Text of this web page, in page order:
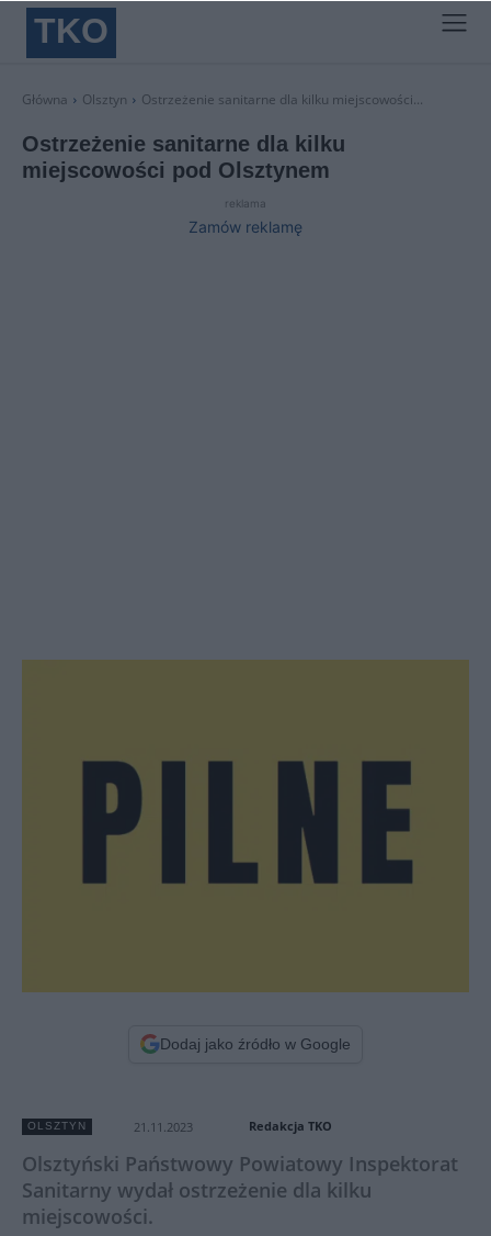
TKO
Główna Olsztyn Ostrzeżenie sanitarne dla kilku miejscowości...
Ostrzeżenie sanitarne dla kilku
miejscowości pod Olsztynem
reklama
Zamów reklamę
Dodaj jako źródło w Google
OLSZTYN 21.11.2023 Redakcja TKO
Olsztyński Państwowy Powiatowy Inspektorat
Sanitarny wydał ostrzeżenie dla kilku
miejscowości.